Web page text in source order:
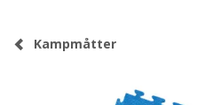
Kampmåtter